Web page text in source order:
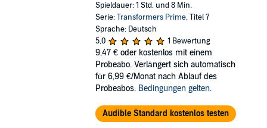
Spieldauer: 1 Std. und 8 Min.
Serie:Transformers Prime, Titel 7
Sprache: Deutsch
5,0
1 Bewertung
9,47 € oder kostenlos mit einem
Probeabo. Verlängert sich automatisch
für 6,99 €/Monat nach Ablauf des
Probeabos. Bedingungen gelten.
Audible Standard kostenlos testen